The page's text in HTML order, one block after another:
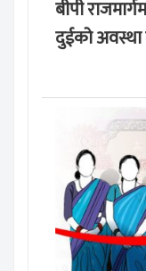
बीपी
दुईको अवस्था